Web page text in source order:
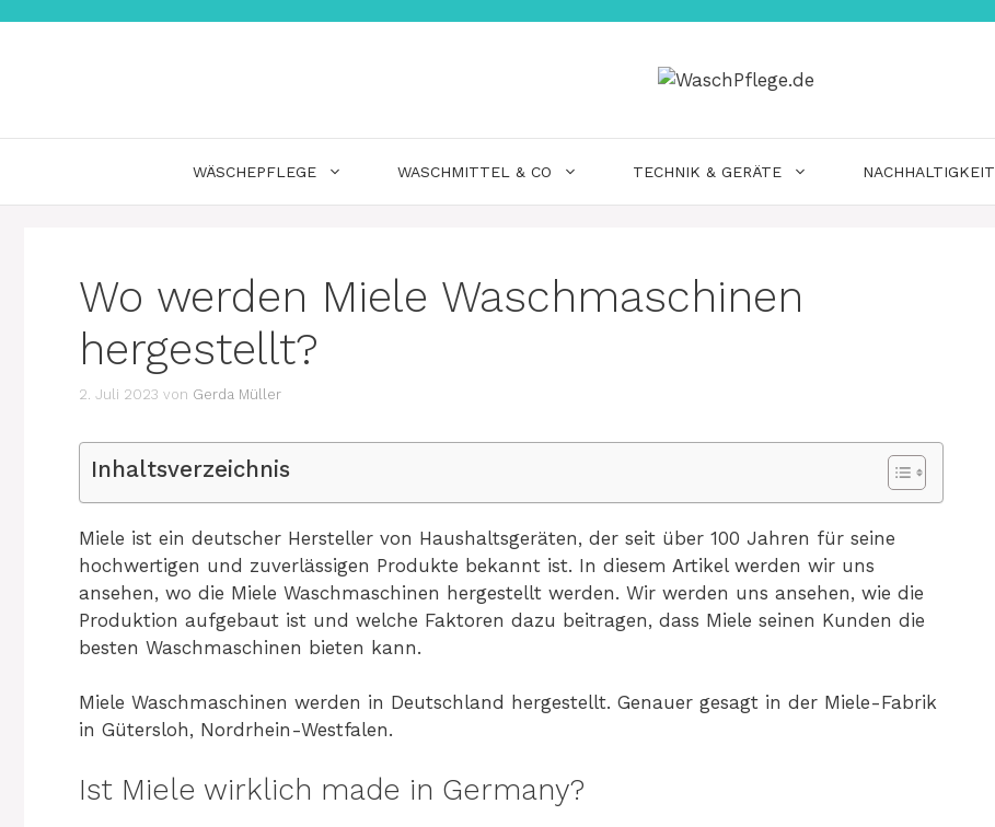
WÄSCHEPFLEGE WASCHMITTEL & CO TECHNIK & GERÄTE NACHHALTIGKEIT
Wo werden Miele Waschmaschinen
hergestellt?
2. Juli 2023 von Gerda Müller
Inhaltsverzeichnis
Miele ist ein deutscher Hersteller von Haushaltsgeräten, der seit über 100 Jahren für seine
hochwertigen und zuverlässigen Produkte bekannt ist. In diesem Artikel werden wir uns
ansehen, wo die Miele Waschmaschinen hergestellt werden. Wir werden uns ansehen, wie die
Produktion aufgebaut ist und welche Faktoren dazu beitragen, dass Miele seinen Kunden die
besten Waschmaschinen bieten kann.
Miele Waschmaschinen werden in Deutschland hergestellt. Genauer gesagt in der Miele-Fabrik
in Gütersloh, Nordrhein-Westfalen.
Ist Miele wirklich made in Germany?